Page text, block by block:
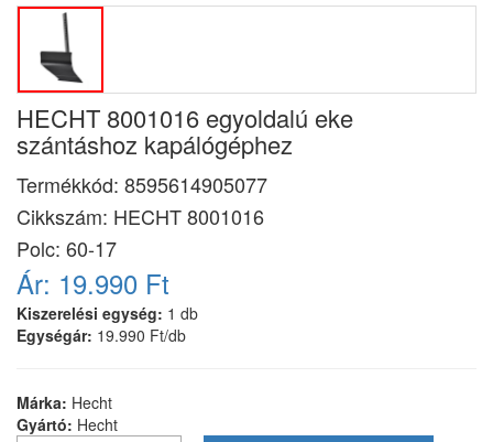
HECHT 8001016 egyoldalú eke
szántáshoz kapálógéphez
Termékkód: 8595614905077
Cikkszám: HECHT 8001016
Polc: 60-17
Ár: 19.990 Ft
Kiszerelési egység: 1 db
Egységár: 19.990 Ft/db
Márka: Hecht
Gyártó: Hecht